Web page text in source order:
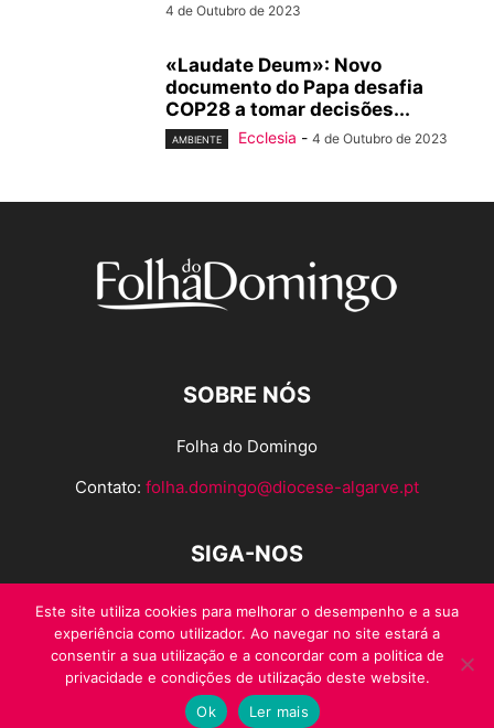
4 de Outubro de 2023
«Laudate Deum»: Novo
documento do Papa desafia
COP28 a tomar decisões...
AMBIENTE Ecclesia - 4 de Outubro de 2023
SOBRE NÓS
Folha do Domingo
Contato: folha.domingo@diocese-algarve.pt
SIGA-NOS
© Folha do Domingo 2026, todos os direitos reservados.
Este site utiliza cookies para melhorar o desempenho e a sua
experiência como utilizador. Ao navegar no site estará a
consentir a sua utilização e a concordar com a politica de
privacidade e condições de utilização deste website.
Ok
Ler mais